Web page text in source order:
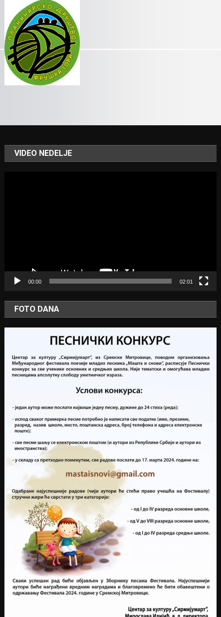
VIDEO NEDELJE
00:00 02:01
FOTO DANA